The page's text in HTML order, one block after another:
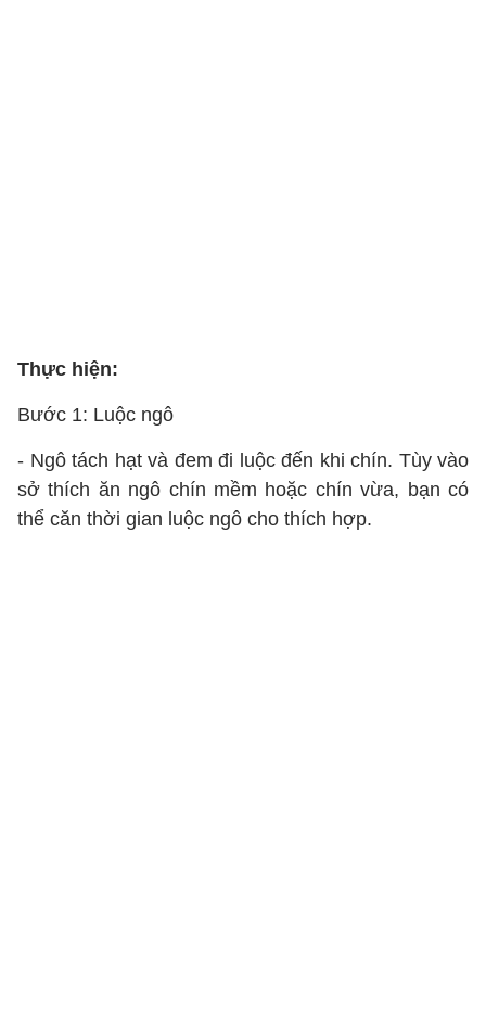
Thực hiện:
Bước 1: Luộc ngô
- Ngô tách hạt và đem đi luộc đến khi chín. Tùy vào
sở thích ăn ngô chín mềm hoặc chín vừa, bạn có
thể căn thời gian luộc ngô cho thích hợp.